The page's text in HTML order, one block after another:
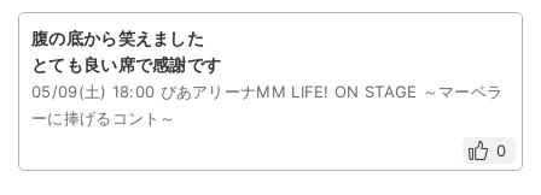
ライブ・コンサート（国内）
ライブ・コンサート（海外）
腹の底から笑えました
とても良い席で感謝です
05/09(土) 18:00 ぴあアリーナMM LIFE! ON STAGE ～マーベラ
ーに捧げるコント～
0